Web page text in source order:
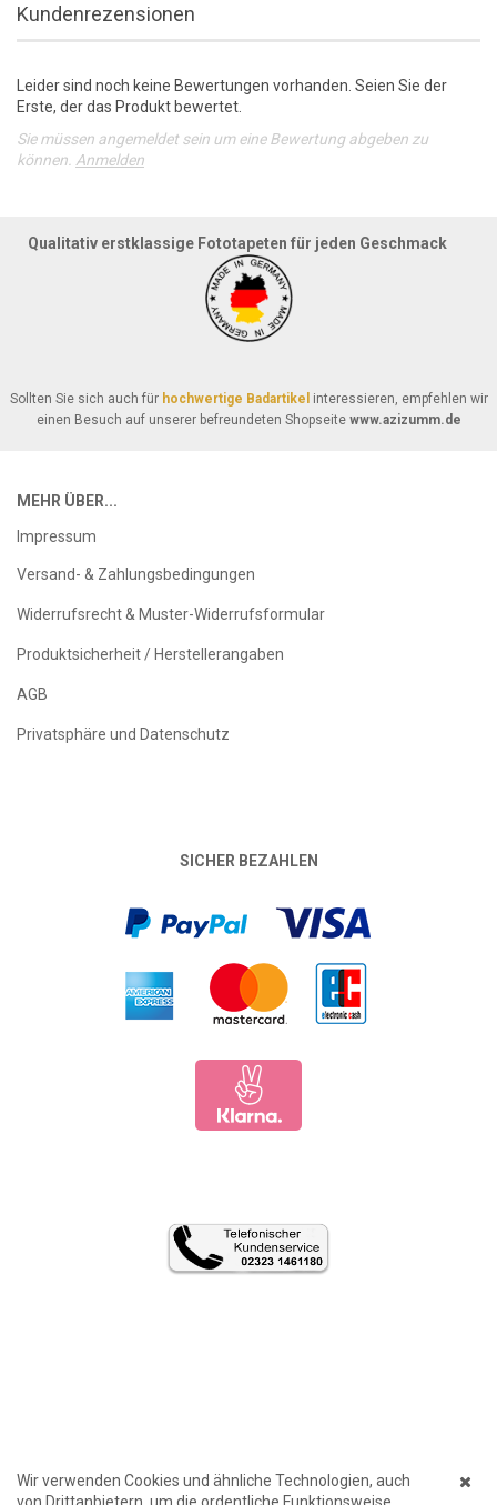
Wir verwenden Cookies und ähnliche Technologien, auch
Kundenrezensionen
Leider sind noch keine Bewertungen vorhanden. Seien Sie der
Erste, der das Produkt bewertet.
Sie müssen angemeldet sein um eine Bewertung abgeben zu
können. Anmelden
Qualitativ erstklassige Fototapeten für jeden Geschmack
Sollten Sie sich auch für hochwertige Badartikel interessieren, empfehlen wir
einen Besuch auf unserer befreundeten Shopseite www.azizumm.de
MEHR ÜBER...
Impressum
Versand- & Zahlungsbedingungen
Widerrufsrecht & Muster-Widerrufsformular
Produktsicherheit / Herstellerangaben
AGB
Privatsphäre und Datenschutz
SICHER BEZAHLEN